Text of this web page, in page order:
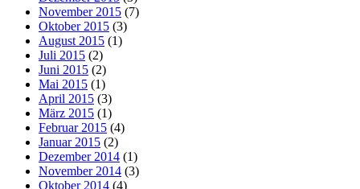
November 2015 (7)
Oktober 2015 (3)
August 2015 (1)
Juli 2015 (2)
Juni 2015 (2)
Mai 2015 (1)
April 2015 (3)
März 2015 (1)
Februar 2015 (4)
Januar 2015 (2)
Dezember 2014 (1)
November 2014 (3)
Oktober 2014 (4)